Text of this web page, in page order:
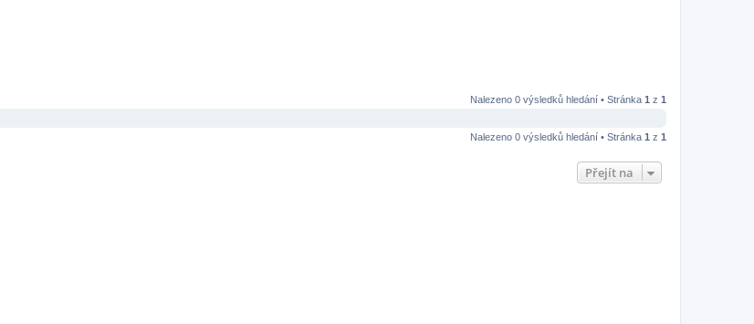
Nalezeno 0 výsledků hledání • Stránka 1 z 1
Nalezeno 0 výsledků hledání • Stránka 1 z 1
Přejít na